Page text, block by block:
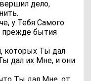
дело,
у Тебя Самого
прежде бытия
которых Ты дал
дал их Мне, и они